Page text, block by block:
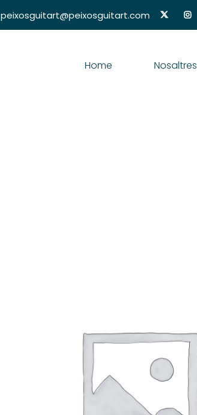
peixosguitart@peixosguitart.com
Home Nosaltres